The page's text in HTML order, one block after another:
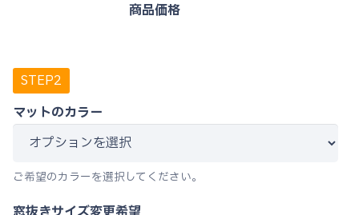
商品価格
マットのカラー
ご希望のカラーを選択してください。